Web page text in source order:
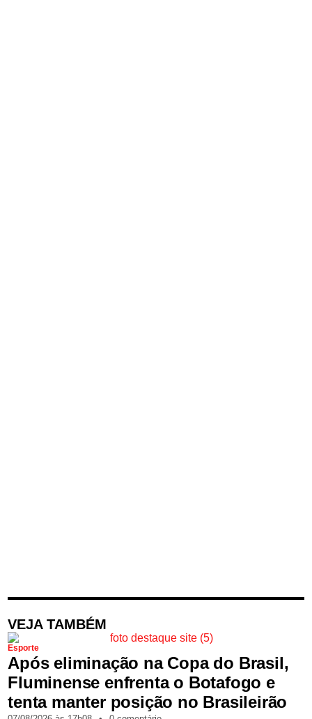
VEJA TAMBÉM
Esporte
Após eliminação na Copa do Brasil,
Fluminense enfrenta o Botafogo e
tenta manter posição no Brasileirão